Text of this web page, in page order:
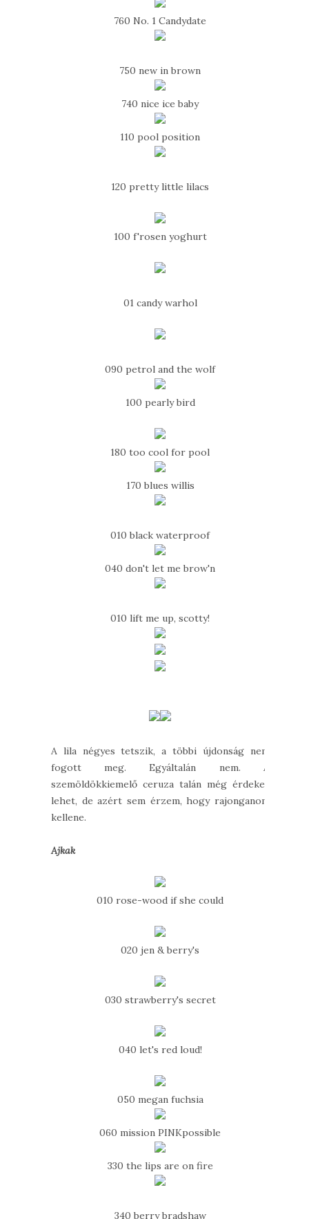
760 No. 1 Candydate
750 new in brown
740 nice ice baby
110 pool position
120 pretty little lilacs
100 f'rosen yoghurt
01 candy warhol
090 petrol and the wolf
100 pearly bird
180 too cool for pool
170 blues willis
010 black waterproof
040 don't let me brow'n
010 lift me up, scotty!
A lila négyes tetszik, a többi újdonság nem
fogott meg. Egyáltalán nem. A
szemöldökkiemelő ceruza talán még érdekes
lehet, de azért sem érzem, hogy rajonganom
kellene.
Ajkak
010 rose-wood if she could
020 jen & berry's
030 strawberry's secret
040 let's red loud!
050 megan fuchsia
060 mission PINKpossible
330 the lips are on fire
340 berry bradshaw